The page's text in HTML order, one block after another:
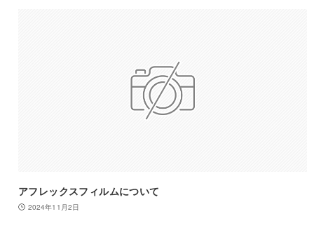
アフレックスフィルムについて
2024年11月2日